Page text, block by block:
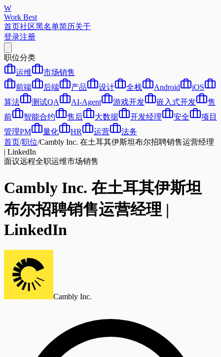
W
Work Best
首页社区黑名单简历关于
登录注册
职位分类
运维
市场销售
前端
后端 产品 设计 全栈 Android
iOS
算法
测试QA AI-Agent 游戏开发 嵌入式开发
售
前
智能合约 售后 大数据 开发经理 安全
项目
管理PM
量化 HR 运营
法务
首页/职位/Cambly Inc. 在土耳其伊斯坦布尔招聘销售运营经理
| LinkedIn
面议远程全职运维市场销售
Cambly Inc. 在土耳其伊斯坦
布尔招聘销售运营经理 |
LinkedIn
Cambly Inc.